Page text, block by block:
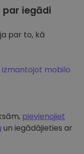
par iegādi
par to, kā
mobilo
pievienojiet
un iegādājieties ar